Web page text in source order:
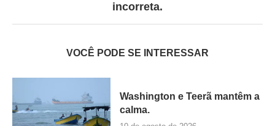
incorreta.
VOCÊ PODE SE INTERESSAR
Washington e Teerã mantêm a
calma.